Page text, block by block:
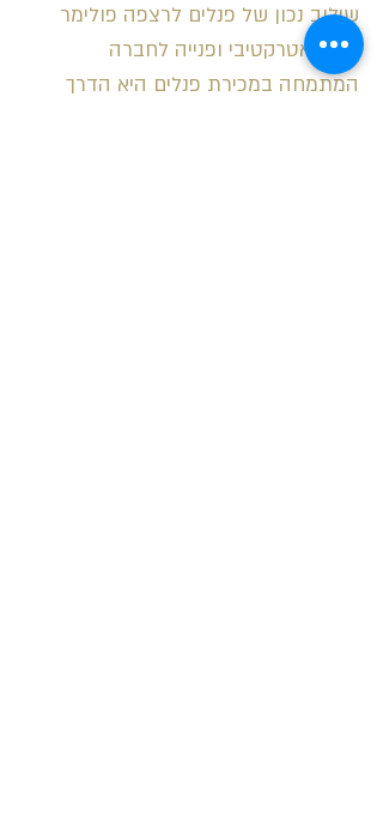
שילוב נכון של פנלים לרצפה פולימר
מחיר אטרקטיבי ופנייה לחברה
המתמחה במכירת פנלים היא הדרך